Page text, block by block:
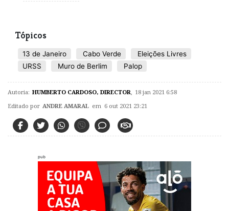
Tópicos
13 de Janeiro Cabo Verde
Eleições Livres
URSS
Muro de Berlim Palop
Autoria: HUMBERTO CARDOSO, DIRECTOR
18 jan 2021 6:58
Editado por ANDRE AMARAL em 6 out 2021 23:21
pub